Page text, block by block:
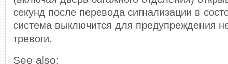
секунд после перевода сигнализации в
система выключится для предупреждения
тревоги.
See also: